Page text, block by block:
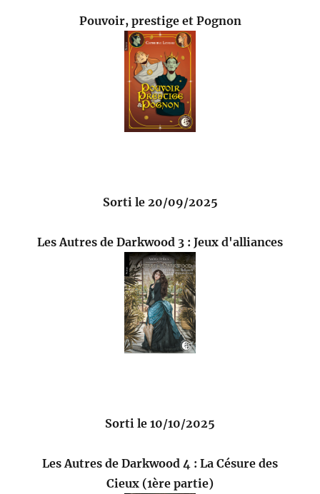
Pouvoir, prestige et Pognon
Sorti le 20/09/2025
Les Autres de Darkwood 3 : Jeux d'alliances
Sorti le 10/10/2025
Les Autres de Darkwood 4 : La Césure des
Cieux (1ère partie)